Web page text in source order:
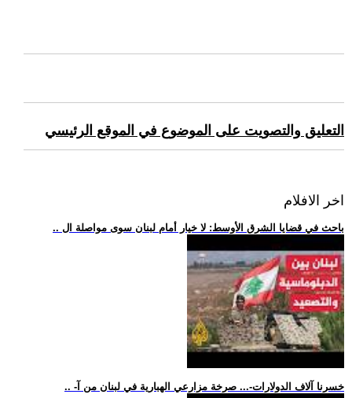
التعليق والتصويت على الموضوع في الموقع الرئيسي
اخر الافلام
.. باحث في قضايا الشرق الأوسط: لا خيار أمام لبنان سوى مواصلة ال
.. -خسرنا آلاف الدولارات-... صرخة مزارعي الهبارية في لبنان من آ